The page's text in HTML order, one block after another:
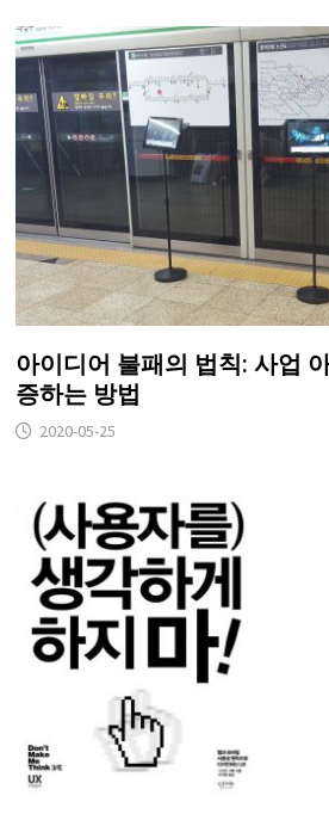
아이디어 불패의 법칙: 사업
증하는 방법
2020-05-25